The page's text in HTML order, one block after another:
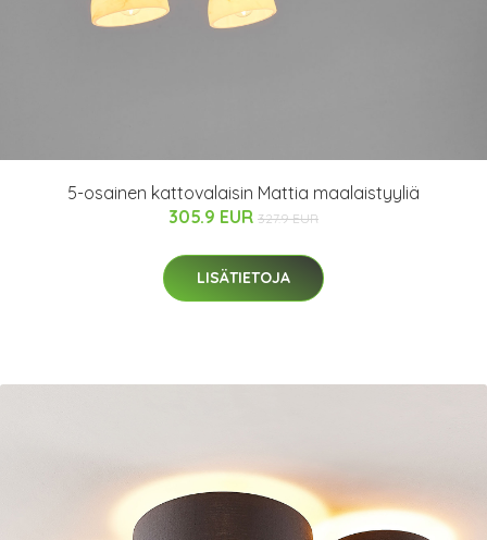
5-osainen kattovalaisin Mattia maalaistyyliä
305.9 EUR 327.9 EUR
LISÄTIETOJA